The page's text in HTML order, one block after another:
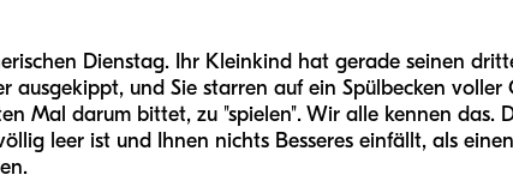
Dienstag. Ihr Kleinkind hat gerade seinen
ausgekippt, und Sie starren auf ein Spülbecken
Mal darum bittet, zu "spielen". Wir alle kennen das.
leer ist und Ihnen nichts Besseres einfällt, als